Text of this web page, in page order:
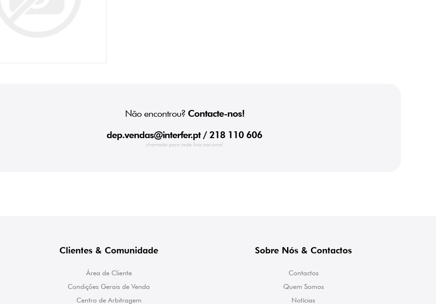
Não encontrou? Contacte-nos!
dep.vendas@interfer.pt/ 218 110 606
chamada para rede fixa nacional
Clientes & Comunidade
Área de Cliente
Condições Gerais de Venda
Centro de Arbitragem
Sobre Nós & Contactos
Contactos
Quem Somos
Notícias